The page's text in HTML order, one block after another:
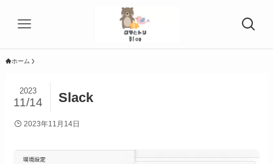
ホーム
Slack
2023
11/14
2023年11月14日